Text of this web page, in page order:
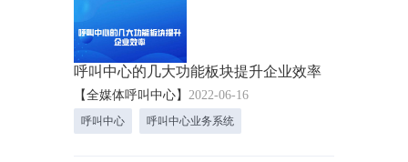
呼叫中心的几大功能板块提升企业效率
【全媒体呼叫中心】2022-06-16
呼叫中心 呼叫中心业务系统